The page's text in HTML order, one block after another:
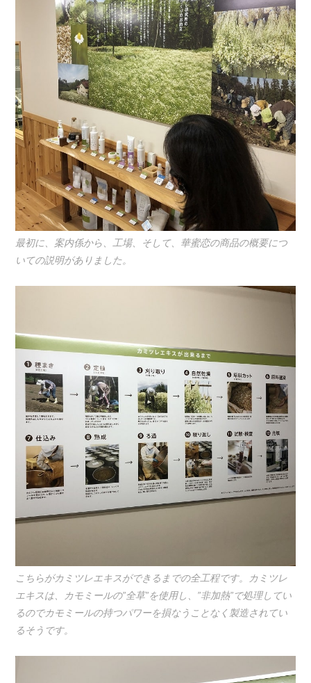
最初に、案内係から、工場、そして、華蜜恋の商品の概要につ
いての説明がありました。
こちらがカミツレエキスができるまでの全工程です。カミツレ
エキスは、カモミールの”全草”を使用し、”非加熱”で処理してい
るのでカモミールの持つパワーを損なうことなく製造されてい
るそうです。